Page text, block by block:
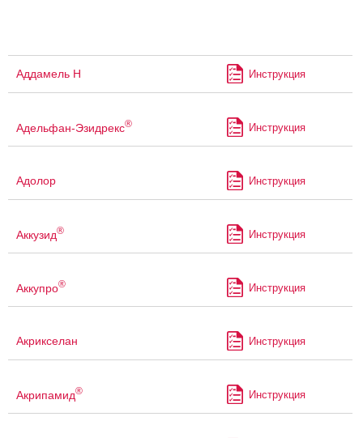
Аддамель Н Инструкция
Адельфан-Эзидрекс® Инструкция
Адолор Инструкция
Аккузид® Инструкция
Аккупро® Инструкция
Акрикселан Инструкция
Акрипамид® Инструкция